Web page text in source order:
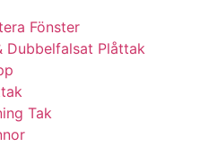
Fönster
Dubbelfalsat Plåttak
Tak